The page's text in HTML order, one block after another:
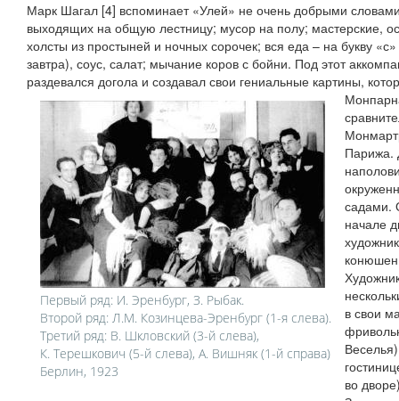
Марк Шагал [4] вспоминает «Улей» не очень добрыми
выходящих на общую лестницу; мусор на полу; мастерские,
холсты из простыней и ночных сорочек; вся еда – на букву
завтра), соус, салат; мычание коров с бойни. Под этот
раздевался догола и создавал свои гениальные картины,
Первый ряд: И. Эренбург, З. Рыбак.
Второй ряд: Л.М. Козинцева-Эренбург (1-я слева).
Третий ряд: В. Шкловский (3-й слева),
К. Терешкович (5-й слева), А. Вишняк (1-й справа)
Берлин, 1923
Парижа.
садами.
начале
в свои
во